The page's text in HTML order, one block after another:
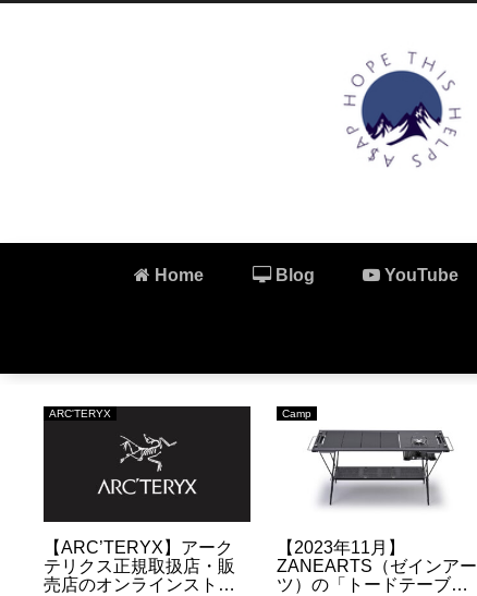
Home Blog YouTube
ARC'TERYX
【ARC’TERYX】アーク
テリクス正規取扱店・販
売店のオンラインストア
Camp
【2023年11月】
ZANEARTS（ゼインアー
ツ）の「トードテーブ